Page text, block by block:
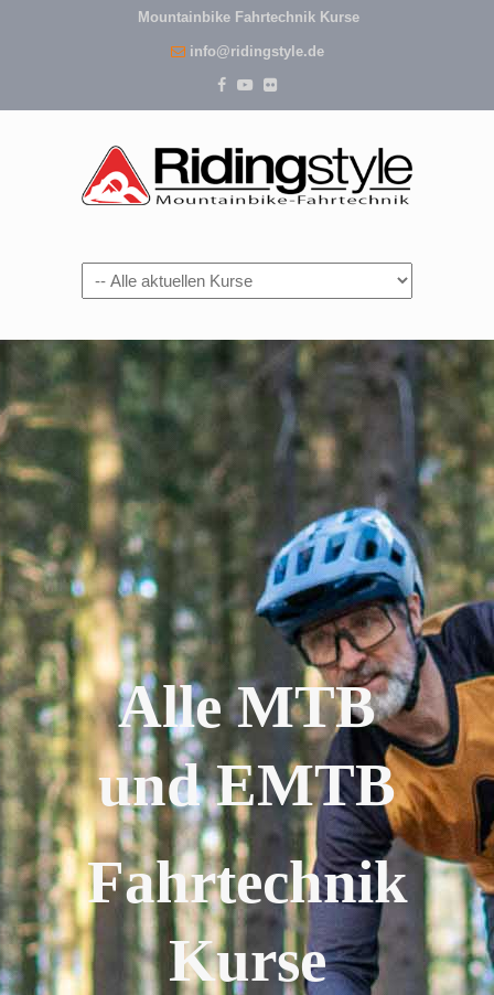
Mountainbike Fahrtechnik Kurse
info@ridingstyle.de
Navigation
Alle MTB
und EMTB
Fahrtechnik
Kurse